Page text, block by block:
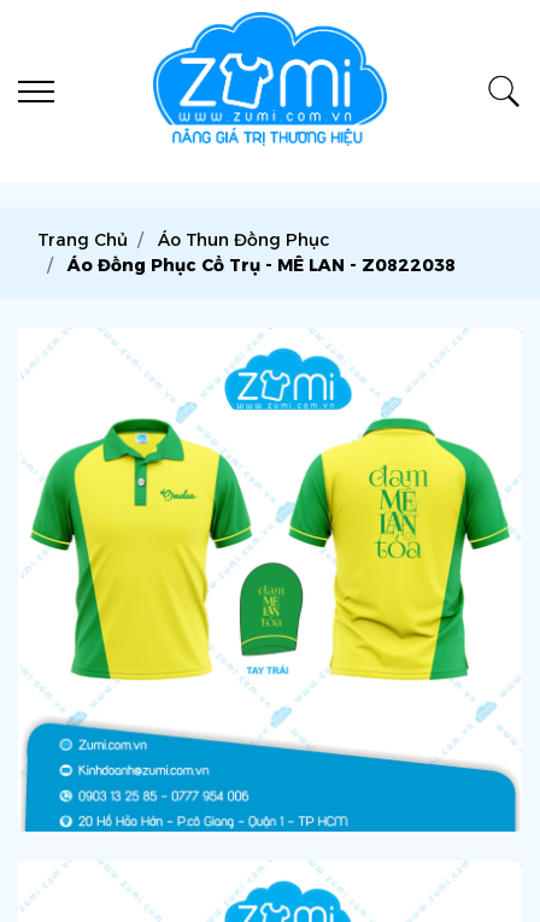
Trang Chủ
Áo Thun Đồng Phục
Áo Đồng Phục Cổ Trụ - MÊ LAN - Z0822038